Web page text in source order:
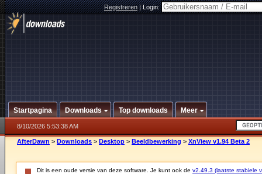
Registreren|Login:
Startpagina Downloads Top downloads Meer
8/10/2026 5:53:38 AM
AfterDawn > Downloads > Desktop > Beeldbewerking > XnView v1.94 Beta 2
Dit is een oude versie van deze software. Je kunt ook de v2.49.3 (laatste stabiele